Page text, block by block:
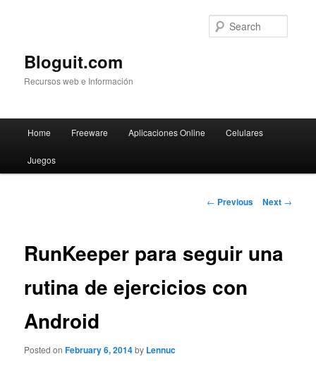
Bloguit.com
Recursos web e Información
Skip
to
Home Freeware Aplicaciones Online Celulares
Juegos
Post
← Previous Next →
RunKeeper para seguir una
rutina de ejercicios con
Android
Posted onFebruary 6, 2014by Lennuc